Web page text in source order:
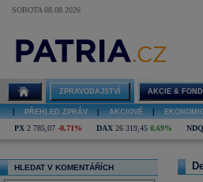
SOBOTA 08.08.2026
ZPRAVODAJSTVÍ AKCIE &
PŘEHLED ZPRÁV AKCIOVÉ
PX 2 785,07 -0,71% DAX 26 319,45 0,69% NDQ
HLEDAT V KOMENTÁŘÍCH